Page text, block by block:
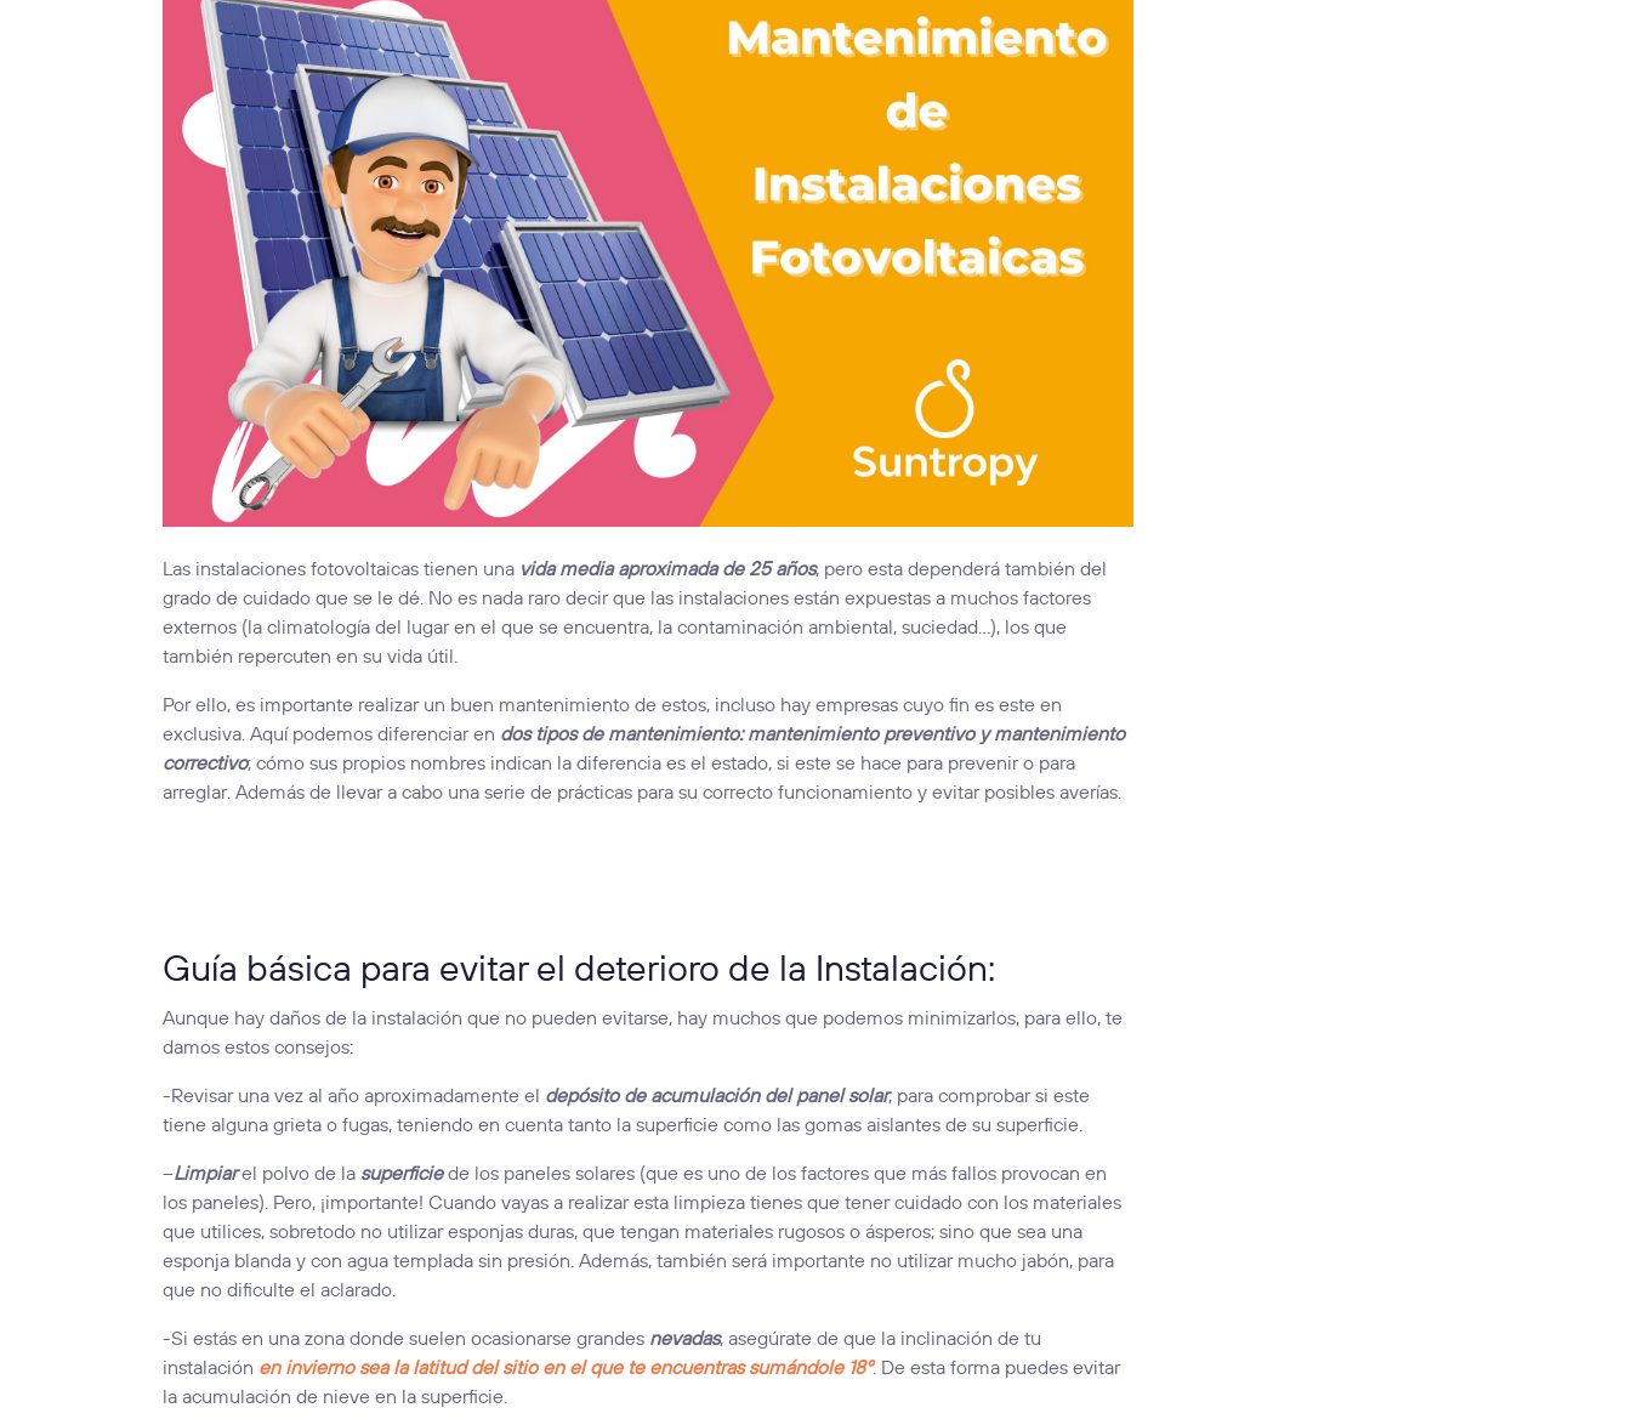
Las instalaciones fotovoltaicas tienen una vida media aproximada de 25 años, pero esta dependerá también del
grado de cuidado que se le dé. No es nada raro decir que las instalaciones están expuestas a muchos factores
externos (la climatología del lugar en el que se encuentra, la contaminación ambiental, suciedad…), los que
también repercuten en su vida útil.
Por ello, es importante realizar un buen mantenimiento de estos, incluso hay empresas cuyo fin es este en
exclusiva. Aquí podemos diferenciar en dos tipos de mantenimiento: mantenimiento preventivo y mantenimiento
correctivo; cómo sus propios nombres indican la diferencia es el estado, si este se hace para prevenir o para
arreglar. Además de llevar a cabo una serie de prácticas para su correcto funcionamiento y evitar posibles averías.
Guía básica para evitar el deterioro de la Instalación:
Aunque hay daños de la instalación que no pueden evitarse, hay muchos que podemos minimizarlos, para ello, te
damos estos consejos:
-Revisar una vez al año aproximadamente el depósito de acumulación del panel solar, para comprobar si este
tiene alguna grieta o fugas, teniendo en cuenta tanto la superficie como las gomas aislantes de su superficie.
–Limpiar el polvo de la superficiede los paneles solares (que es uno de los factores que más fallos provocan en
los paneles). Pero, ¡importante! Cuando vayas a realizar esta limpieza tienes que tener cuidado con los materiales
que utilices, sobretodo no utilizar esponjas duras, que tengan materiales rugosos o ásperos; sino que sea una
esponja blanda y con agua templada sin presión. Además, también será importante no utilizar mucho jabón, para
que no dificulte el aclarado.
-Si estás en una zona donde suelen ocasionarse grandes nevadas, asegúrate de que la inclinación de tu
instalación en invierno sea la latitud del sitio en el que te encuentras sumándole 18º. De esta forma puedes evitar
la acumulación de nieve en la superficie.